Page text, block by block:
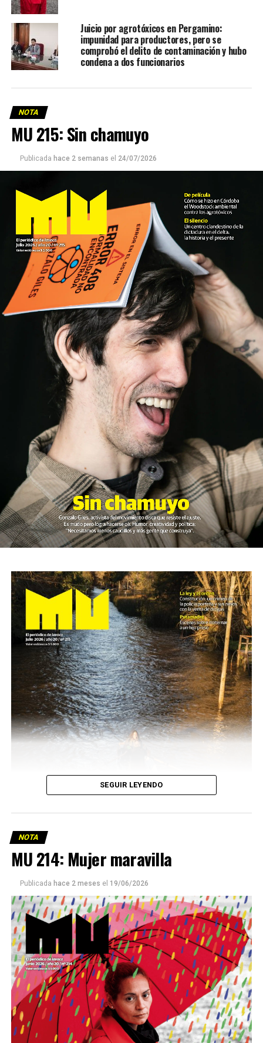
Juicio por agrotóxicos en Pergamino:
impunidad para productores, pero se
comprobó el delito de contaminación y hubo
condena a dos funcionarios
NOTA
MU 215: Sin chamuyo
Publicada hace 2 semanas el 24/07/2026
Este número 215 de MU ☝️viene con doble tapa, que
podría ser una frase:
Sin chamuyo, a remarla.
Descargar la Mu en PDF
SEGUIR LEYENDO
NOTA
MU 214: Mujer maravilla
Publicada hace 2 meses el 19/06/2026